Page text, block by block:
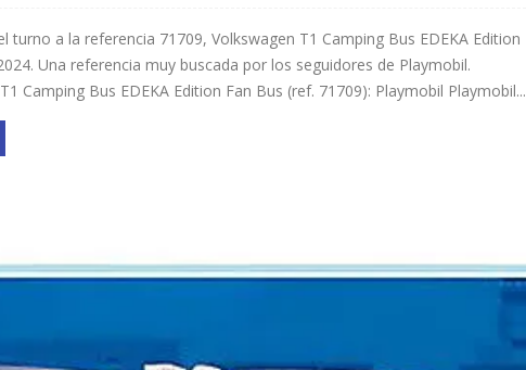
turno a la referencia 71709, Volkswagen T1 Camping Bus EDEKA Edition
Una referencia muy buscada por los seguidores de Playmobil.
Camping Bus EDEKA Edition Fan Bus (ref. 71709): Playmobil Playmobil...